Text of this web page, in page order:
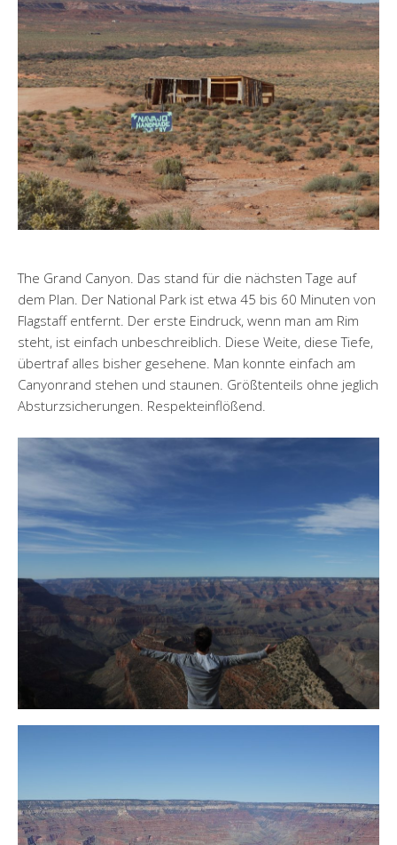
The Grand Canyon. Das stand für die nächsten Tage auf
dem Plan. Der National Park ist etwa 45 bis 60 Minuten von
Flagstaff entfernt. Der erste Eindruck, wenn man am Rim
steht, ist einfach unbeschreiblich. Diese Weite, diese Tiefe,
übertraf alles bisher gesehene. Man konnte einfach am
Canyonrand stehen und staunen. Größtenteils ohne jeglich
Absturzsicherungen. Respekteinflößend.